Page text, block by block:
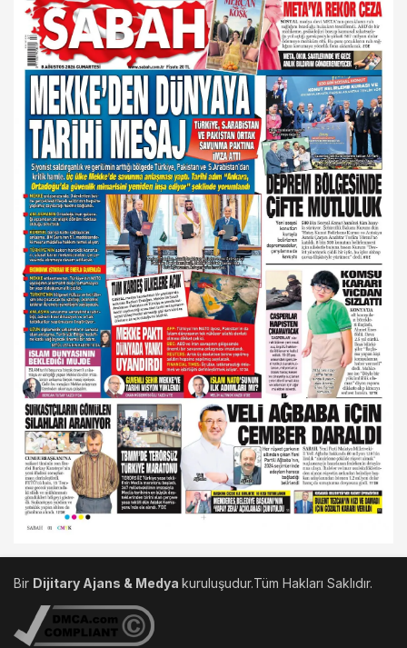
Bir Dijitary Ajans & Medya kuruluşudur.Tüm Hakları Saklıdır.